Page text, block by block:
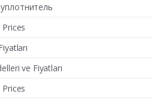
ve Fiyatları